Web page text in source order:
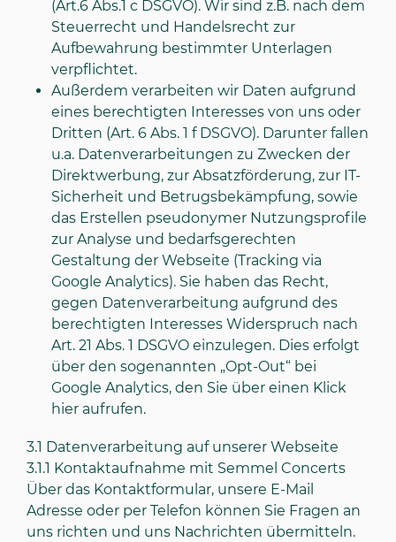
(Art.6 Abs.1 c DSGVO). Wir sind z.B. nach dem
Steuerrecht und Handelsrecht zur
Aufbewahrung bestimmter Unterlagen
verpflichtet.
Außerdem verarbeiten wir Daten aufgrund
eines berechtigten Interesses von uns oder
Dritten (Art. 6 Abs. 1 f DSGVO). Darunter fallen
u.a. Datenverarbeitungen zu Zwecken der
Direktwerbung, zur Absatzförderung, zur IT-
Sicherheit und Betrugsbekämpfung, sowie
das Erstellen pseudonymer Nutzungsprofile
zur Analyse und bedarfsgerechten
Gestaltung der Webseite (Tracking via
Google Analytics). Sie haben das Recht,
gegen Datenverarbeitung aufgrund des
berechtigten Interesses Widerspruch nach
Art. 21 Abs. 1 DSGVO einzulegen. Dies erfolgt
über den sogenannten „Opt-Out“ bei
Google Analytics, den Sie über einen Klick
hier aufrufen.
3.1 Datenverarbeitung auf unserer Webseite
3.1.1 Kontaktaufnahme mit Semmel Concerts
Über das Kontaktformular, unsere E-Mail
Adresse oder per Telefon können Sie Fragen an
uns richten und uns Nachrichten übermitteln.